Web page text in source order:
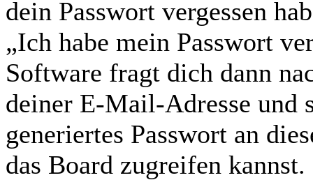
dein Passwort vergessen
„Ich habe mein Passwort
Software fragt dich dann
deiner E-Mail-Adresse und
generiertes Passwort an
das Board zugreifen kannst.